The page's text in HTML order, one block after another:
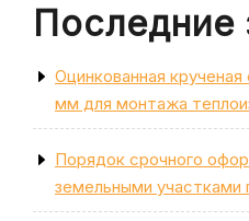
Последние
Оцинкованная
мм для монтажа
Порядок срочного
земельными участками